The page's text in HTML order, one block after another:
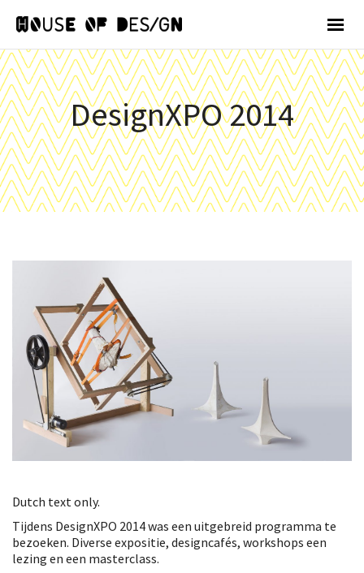
DesignXPO 2014
Dutch text only.
Tijdens DesignXPO 2014 was een uitgebreid programma te
bezoeken. Diverse expositie, designcafés, workshops een
lezing en een masterclass.